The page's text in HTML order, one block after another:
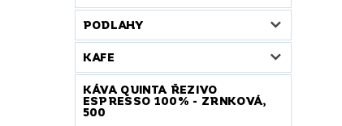
PODLAHY
KAFE
KÁVA QUINTA ŘEZIVO
ESPRESSO 100% - ZRNKOVÁ,
500